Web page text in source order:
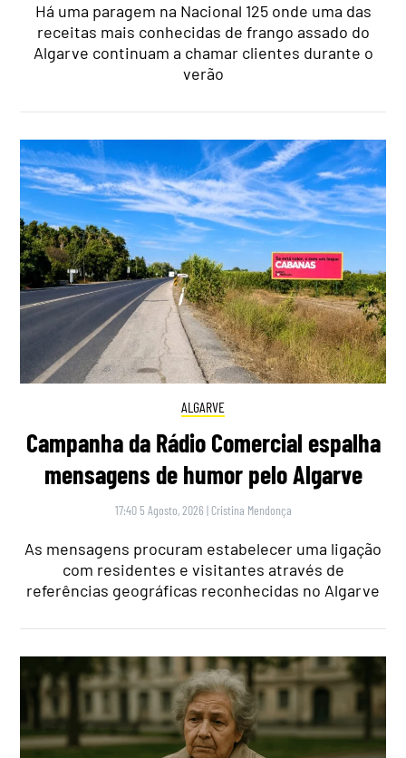
Há uma paragem na Nacional 125 onde uma das
receitas mais conhecidas de frango assado do
Algarve continuam a chamar clientes durante o
verão
ALGARVE
Campanha da Rádio Comercial espalha
mensagens de humor pelo Algarve
17:40 5 Agosto, 2026 | Cristina Mendonça
As mensagens procuram estabelecer uma ligação
com residentes e visitantes através de
referências geográficas reconhecidas no Algarve